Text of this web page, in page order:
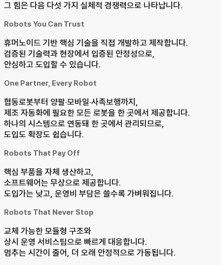
그 힘은 다음 다섯 가지 실체적 경쟁력으로 나타납니다.
Robots You Can Trust
휴머노이드 기반 핵심 기술을 직접 개발하고 제작합니다.
검증된 기술력과 현장에서 입증된 안정성으로,
안심하고 도입할 수 있습니다.
One Partner, Every Robot
협동로봇부터 양팔·모바일·사족보행까지,
제조 자동화에 필요한 모든 로봇을 한 곳에서 제공합니다.
하나의 시스템으로 연동돼 한 곳에서 관리되므로,
도입도 확장도 쉽습니다.
Robots That Pay Off
핵심 부품을 자체 생산하고,
소프트웨어는 무상으로 제공합니다.
도입가는 낮고, 운영비 부담은 쓸수록 가벼워집니다.
Robots That Never Stop
교체 가능한 모듈형 구조와
상시 운영 서비스팀으로 빠르게 대응합니다.
멈추는 시간이 줄어, 더 오래 안정적으로 가동됩니다.